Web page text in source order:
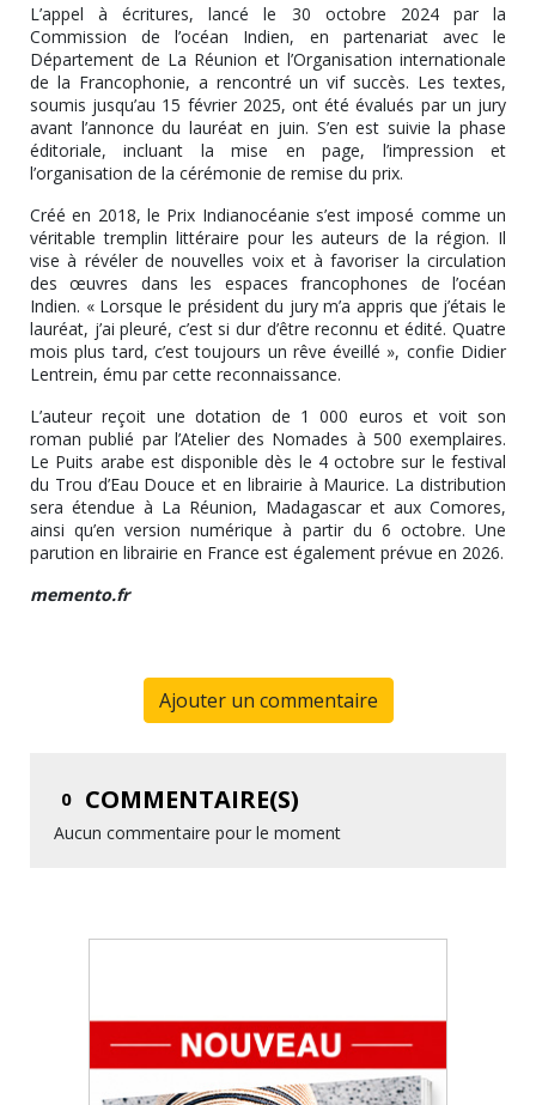
L’appel à écritures, lancé le 30 octobre 2024 par la
Commission de l’océan Indien, en partenariat avec le
Département de La Réunion et l’Organisation internationale
de la Francophonie, a rencontré un vif succès. Les textes,
soumis jusqu’au 15 février 2025, ont été évalués par un jury
avant l’annonce du lauréat en juin. S’en est suivie la phase
éditoriale, incluant la mise en page, l’impression et
l’organisation de la cérémonie de remise du prix.
Créé en 2018, le Prix Indianocéanie s’est imposé comme un
véritable tremplin littéraire pour les auteurs de la région. Il
vise à révéler de nouvelles voix et à favoriser la circulation
des œuvres dans les espaces francophones de l’océan
Indien. « Lorsque le président du jury m’a appris que j’étais le
lauréat, j’ai pleuré, c’est si dur d’être reconnu et édité. Quatre
mois plus tard, c’est toujours un rêve éveillé », confie Didier
Lentrein, ému par cette reconnaissance.
L’auteur reçoit une dotation de 1 000 euros et voit son
roman publié par l’Atelier des Nomades à 500 exemplaires.
Le Puits arabe est disponible dès le 4 octobre sur le festival
du Trou d’Eau Douce et en librairie à Maurice. La distribution
sera étendue à La Réunion, Madagascar et aux Comores,
ainsi qu’en version numérique à partir du 6 octobre. Une
parution en librairie en France est également prévue en 2026.
memento.fr
Ajouter un commentaire
0 COMMENTAIRE(S)
Aucun commentaire pour le moment